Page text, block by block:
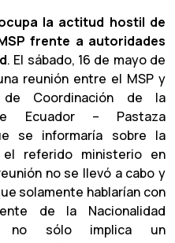
la actitud hostil de
frente a autoridades
. El sábado, 16 de mayo de
reunión entre el MSP y
Coordinación de la
Ecuador – Pastaza
se informaría sobre la
referido ministerio en
no se llevó a cabo y
solamente hablarían con
de la Nacionalidad
no sólo implica un